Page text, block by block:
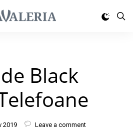
Black
2019 Leave a comment